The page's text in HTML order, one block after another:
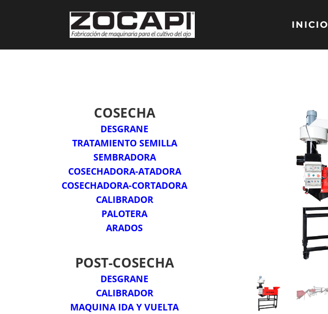
INICIO
COSECHA
DESGRANE
TRATAMIENTO SEMILLA
SEMBRADORA
COSECHADORA-ATADORA
COSECHADORA-CORTADORA
CALIBRADOR
PALOTERA
ARADOS
POST-COSECHA
DESGRANE
CALIBRADOR
MAQUINA IDA Y VUELTA